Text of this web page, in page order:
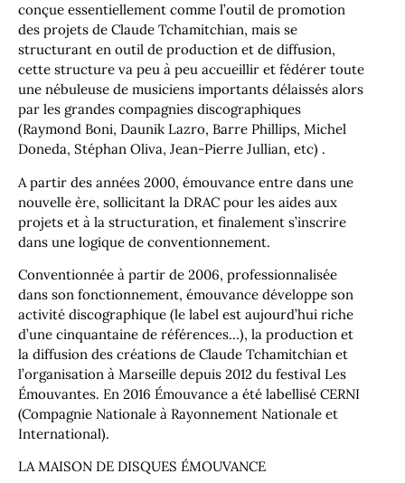
conçue essentiellement comme l’outil de promotion
des projets de Claude Tchamitchian, mais se
structurant en outil de production et de diffusion,
cette structure va peu à peu accueillir et fédérer toute
une nébuleuse de musiciens importants délaissés alors
par les grandes compagnies discographiques
(Raymond Boni, Daunik Lazro, Barre Phillips, Michel
Doneda, Stéphan Oliva, Jean-Pierre Jullian, etc) .
A partir des années 2000, émouvance entre dans une
nouvelle ère, sollicitant la DRAC pour les aides aux
projets et à la structuration, et finalement s’inscrire
dans une logique de conventionnement.
Conventionnée à partir de 2006, professionnalisée
dans son fonctionnement, émouvance développe son
activité discographique (le label est aujourd’hui riche
d’une cinquantaine de références…), la production et
la diffusion des créations de Claude Tchamitchian et
l’organisation à Marseille depuis 2012 du festival Les
Émouvantes. En 2016 Émouvance a été labellisé CERNI
(Compagnie Nationale à Rayonnement Nationale et
International).
LA MAISON DE DISQUES ÉMOUVANCE